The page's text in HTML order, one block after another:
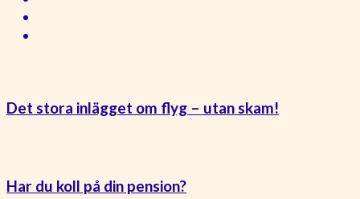
Det stora inlägget om flyg – utan skam!
Har du koll på din pension?